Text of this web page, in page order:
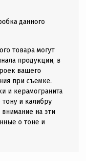
данного
товара могут
продукции, в
вашего
при съемке.
и керамогранита
тону и калибру
на эти
о тоне и